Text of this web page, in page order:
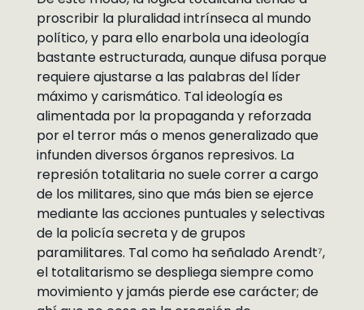
proscribir la pluralidad intrínseca al mundo
político, y para ello enarbola una ideología
bastante estructurada, aunque difusa porque
requiere ajustarse a las palabras del líder
máximo y carismático. Tal ideología es
alimentada por la propaganda y reforzada
por el terror más o menos generalizado que
infunden diversos órganos represivos. La
represión totalitaria no suele correr a cargo
de los militares, sino que más bien se ejerce
mediante las acciones puntuales y selectivas
de la policía secreta y de grupos
paramilitares. Tal como ha señalado Arendt⁷,
el totalitarismo se despliega siempre como
movimiento y jamás pierde ese carácter; de